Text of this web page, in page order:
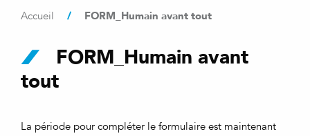
Accueil / FORM_Humain avant tout
FORM_Humain avant
tout
La période pour compléter le formulaire est maintenant